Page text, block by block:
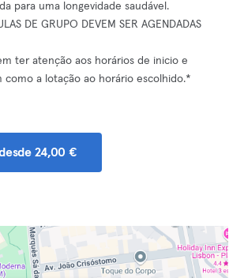
para uma longevidade saudável.
DE GRUPO DEVEM SER AGENDADAS
ter atenção aos horários de inicio e
a lotação ao horário escolhido.*
24,00 €